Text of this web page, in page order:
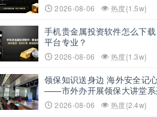
2026-08-06 热度{1.5w}
手机贵金属投资软件怎么下
平台专业？
2026-08-06 热度{1.3w}
领保知识送身边 海外安全记
——市外办开展领保大讲堂系
2026-08-06 热度{2.4w}